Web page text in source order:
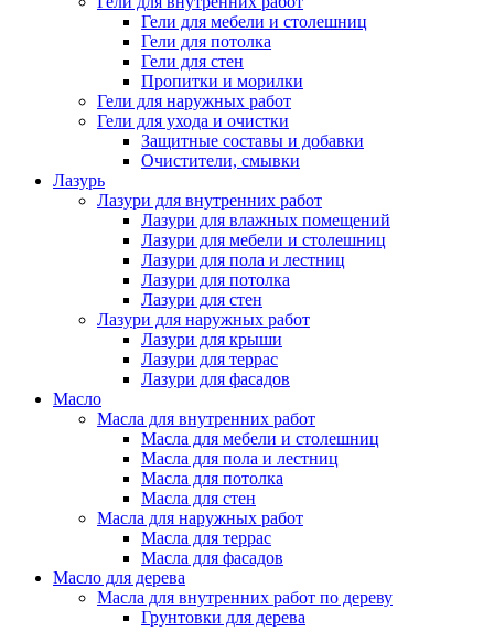
Гели для мебели и столешниц
Гели для потолка
Гели для стен
Пропитки и морилки
Гели для наружных работ
Гели для ухода и очистки
Защитные составы и добавки
Очистители, смывки
Лазурь
Лазури для внутренних работ
Лазури для влажных помещений
Лазури для мебели и столешниц
Лазури для пола и лестниц
Лазури для потолка
Лазури для стен
Лазури для наружных работ
Лазури для крыши
Лазури для террас
Лазури для фасадов
Масло
Масла для внутренних работ
Масла для мебели и столешниц
Масла для пола и лестниц
Масла для потолка
Масла для стен
Масла для наружных работ
Масла для террас
Масла для фасадов
Масло для дерева
Масла для внутренних работ по дереву
Грунтовки для дерева